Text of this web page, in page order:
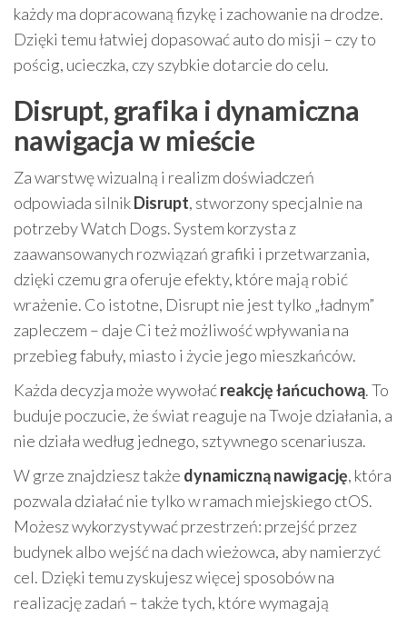
każdy ma dopracowaną fizykę i zachowanie na drodze.
Dzięki temu łatwiej dopasować auto do misji – czy to
pościg, ucieczka, czy szybkie dotarcie do celu.
Disrupt, grafika i dynamiczna
nawigacja w mieście
Za warstwę wizualną i realizm doświadczeń
odpowiada silnikDisrupt, stworzony specjalnie na
potrzeby Watch Dogs. System korzysta z
zaawansowanych rozwiązań grafiki i przetwarzania,
dzięki czemu gra oferuje efekty, które mają robić
wrażenie. Co istotne, Disrupt nie jest tylko „ładnym”
zapleczem – daje Ci też możliwość wpływania na
przebieg fabuły, miasto i życie jego mieszkańców.
Każda decyzja może wywołaćreakcję łańcuchową. To
buduje poczucie, że świat reaguje na Twoje działania, a
nie działa według jednego, sztywnego scenariusza.
W grze znajdziesz także dynamiczną nawigację, która
pozwala działać nie tylko w ramach miejskiego ctOS.
Możesz wykorzystywać przestrzeń: przejść przez
budynek albo wejść na dach wieżowca, aby namierzyć
cel. Dzięki temu zyskujesz więcej sposobów na
realizację zadań – także tych, które wymagają